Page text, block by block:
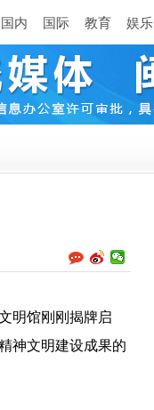
国内 国际 教育 娱乐
明馆刚刚揭牌启
神文明建设成果的